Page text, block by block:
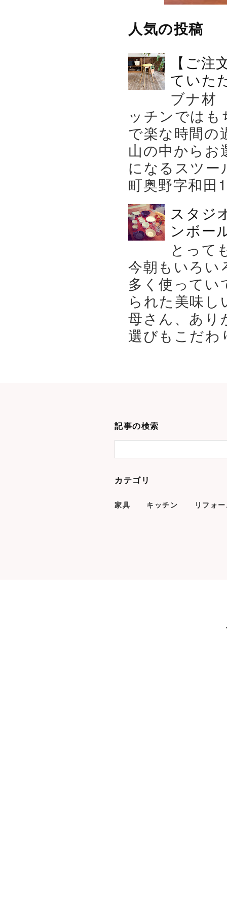
人気の投稿
【ご
ていた
ブナ材
ッチンでは
で楽な時間の
山の中から
になるスツー
町奥野字和
スタジ
ンボー
とって
今朝もいろい
多く使ってい
られた美味
母さん、あり
選びもこだ
記事の検索
カテゴリ
家具 キッチン リフォ